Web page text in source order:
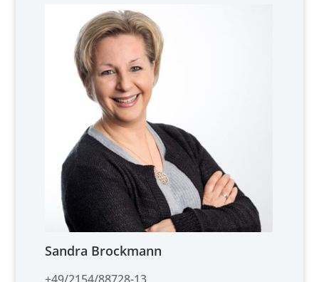
Sandra Brockmann